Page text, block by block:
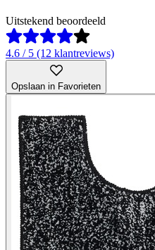
Uitstekend beoordeeld
4.6 / 5 (12 klantreviews)
Opslaan in Favorieten